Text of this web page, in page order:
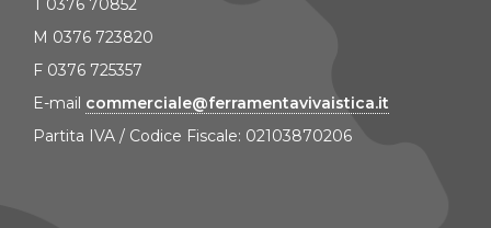
T 0376 70852
M 0376 723820
F 0376 725357
E-mail commerciale@ferramentavivaistica.it
Partita IVA / Codice Fiscale: 02103870206